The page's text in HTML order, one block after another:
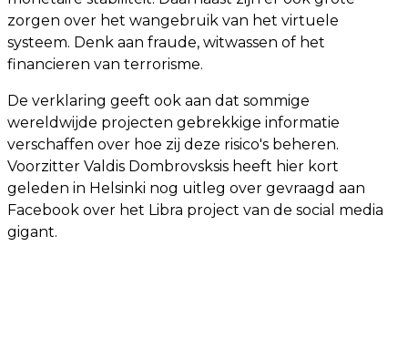
zorgen over het wangebruik van het virtuele
systeem. Denk aan fraude, witwassen of het
financieren van terrorisme.
De verklaring geeft ook aan dat sommige
wereldwijde projecten gebrekkige informatie
verschaffen over hoe zij deze risico's beheren.
Voorzitter Valdis Dombrovsksis heeft hier kort
geleden in Helsinki nog uitleg over gevraagd aan
Facebook over het Libra project van de social media
gigant.